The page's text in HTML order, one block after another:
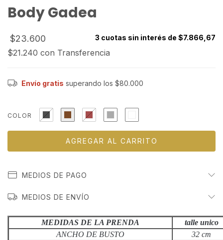
Body Gadea
$23.600 3 cuotas sin interés de $7.866,67
$21.240 con Transferencia
Envío gratis superando los $80.000
COLOR
MEDIOS DE PAGO
MEDIOS DE ENVÍO
MEDIDAS DE LA PRENDA
talle unico
ANCHO DE BUSTO
32 cm